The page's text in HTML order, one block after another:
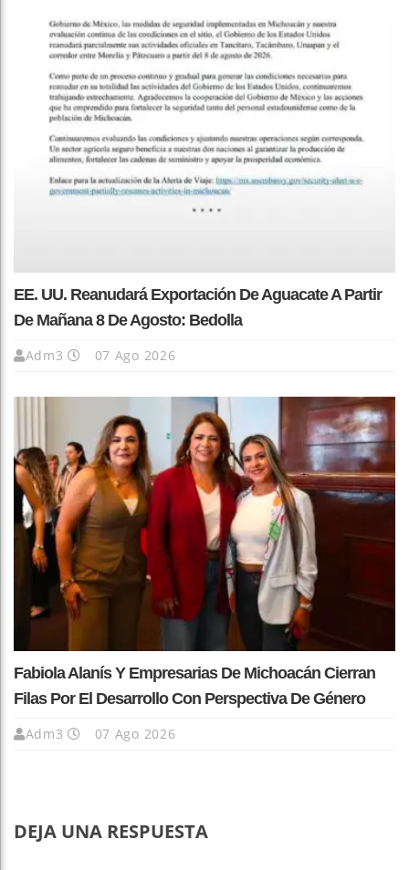
EE. UU. Reanudará Exportación De Aguacate A Partir
De Mañana 8 De Agosto: Bedolla
Adm3 07 Ago 2026
Fabiola Alanís Y Empresarias De Michoacán Cierran
Filas Por El Desarrollo Con Perspectiva De Género
Adm3 07 Ago 2026
DEJA UNA RESPUESTA